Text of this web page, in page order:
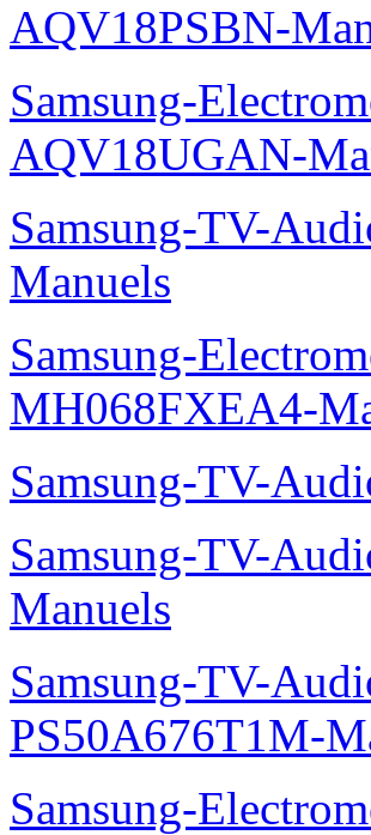
AQV18PSBN-
Samsung-
AQV18UGAN-
Samsung-TV-
Manuels
Samsung-
MH068FXEA4-
Samsung-TV-
Samsung-TV-
Manuels
Samsung-TV-
PS50A676T1M-
Samsung-